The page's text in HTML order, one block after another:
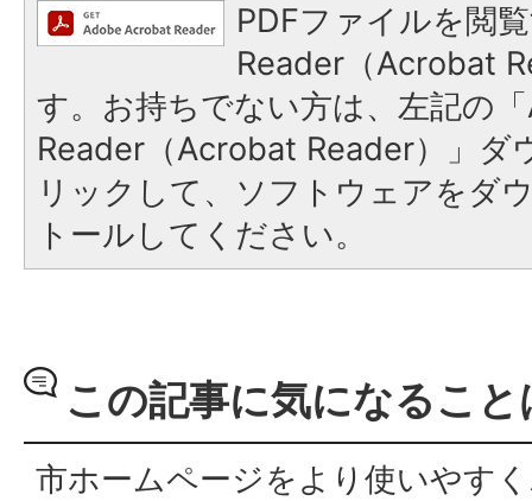
PDFファイルを閲
Reader（Acrobat
す。お持ちでない方は、左記の
Reader（Acrobat Reader）」ダ
リックして、ソフトウェアをダ
トールしてください。
この記事に気になるこ
市ホームページをより使いやす